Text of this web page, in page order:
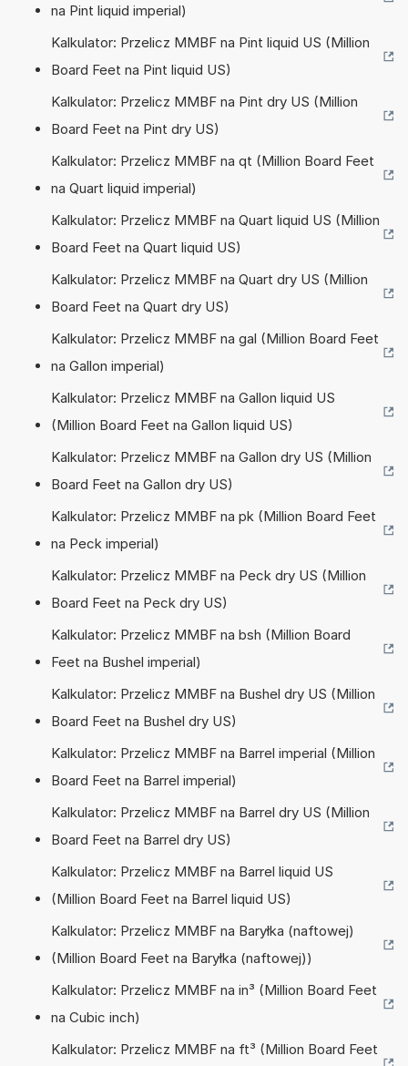
na Pint liquid imperial)
Kalkulator: Przelicz MMBF na Pint liquid US (Million
Board Feet na Pint liquid US)
Kalkulator: Przelicz MMBF na Pint dry US (Million
Board Feet na Pint dry US)
Kalkulator: Przelicz MMBF na qt (Million Board Feet
na Quart liquid imperial)
Kalkulator: Przelicz MMBF na Quart liquid US (Million
Board Feet na Quart liquid US)
Kalkulator: Przelicz MMBF na Quart dry US (Million
Board Feet na Quart dry US)
Kalkulator: Przelicz MMBF na gal (Million Board Feet
na Gallon imperial)
Kalkulator: Przelicz MMBF na Gallon liquid US
(Million Board Feet na Gallon liquid US)
Kalkulator: Przelicz MMBF na Gallon dry US (Million
Board Feet na Gallon dry US)
Kalkulator: Przelicz MMBF na pk (Million Board Feet
na Peck imperial)
Kalkulator: Przelicz MMBF na Peck dry US (Million
Board Feet na Peck dry US)
Kalkulator: Przelicz MMBF na bsh (Million Board
Feet na Bushel imperial)
Kalkulator: Przelicz MMBF na Bushel dry US (Million
Board Feet na Bushel dry US)
Kalkulator: Przelicz MMBF na Barrel imperial (Million
Board Feet na Barrel imperial)
Kalkulator: Przelicz MMBF na Barrel dry US (Million
Board Feet na Barrel dry US)
Kalkulator: Przelicz MMBF na Barrel liquid US
(Million Board Feet na Barrel liquid US)
Kalkulator: Przelicz MMBF na Baryłka (naftowej)
(Million Board Feet na Baryłka (naftowej))
Kalkulator: Przelicz MMBF na in³ (Million Board Feet
na Cubic inch)
Kalkulator: Przelicz MMBF na ft³ (Million Board Feet